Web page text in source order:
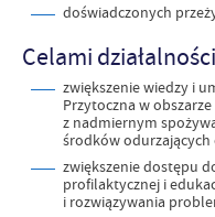
doświadczonych
Celami
zwiększenie wiedzy i
Przytoczna w
z nadmiernym
środków odurzających
zwiększenie dostępu
profilaktycznej i
i rozwiązywania